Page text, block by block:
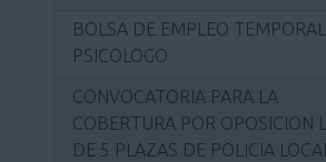
BOLSA DE EMPLEO TEMPORAL
PSICOLOGO
CONVOCATORIA PARA LA
COBERTURA POR OPOSICION
DE 5 PLAZAS DE POLICIA